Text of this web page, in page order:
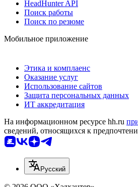
HeadHunter API
Поиск работы
Поиск по резюме
Мобильное приложение
Этика и комплаенс
Оказание услуг
Использование сайтов
Защита персональных данных
ИТ аккредитация
На информационном ресурсе hh.ru
сведений, относящихся к
Русский